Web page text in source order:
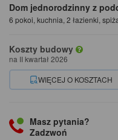
Dom jednorodzinny z
6 pokoi, kuchnia, 2 łazienki,
Koszty budowy
na II kwartał 2026
WIĘCEJ O KOSZTACH
Masz pytania?
Zadzwoń